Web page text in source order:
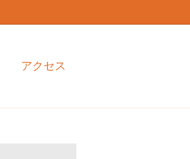
アクセス